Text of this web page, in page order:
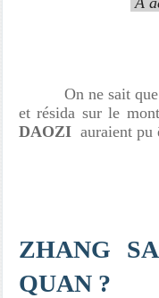
On ne sait que
et résida sur le mont
DAOZI auraient pu
ZHANG
QUAN ?